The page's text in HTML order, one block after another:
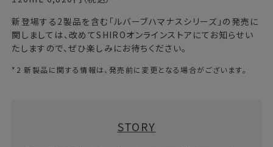
新登場する2製品を含む「ルバーブハマナスシリーズ」の発売に
関しましては、改めてSHIROオンラインストアにてお知らせい
たしますので、ぜひ楽しみにお待ちください。
*2 新製品に関する情報は、発売前に変更となる場合がございます。
STORY